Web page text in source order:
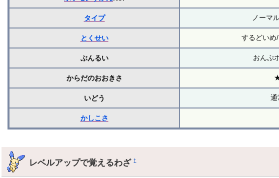
タイプ ノーマ
とくせい するどいめ
ぶんるい おんぷ
からだのおおきさ
いどう 通
かしこさ
レベルアップで覚えるわざ†